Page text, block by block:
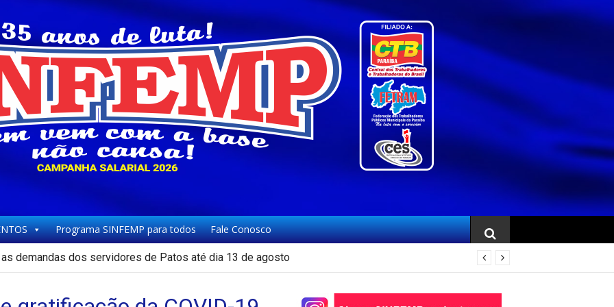
Programa SINFEMP para todos Fale Conosco
demandas dos servidores de Patos até dia 13 de agosto